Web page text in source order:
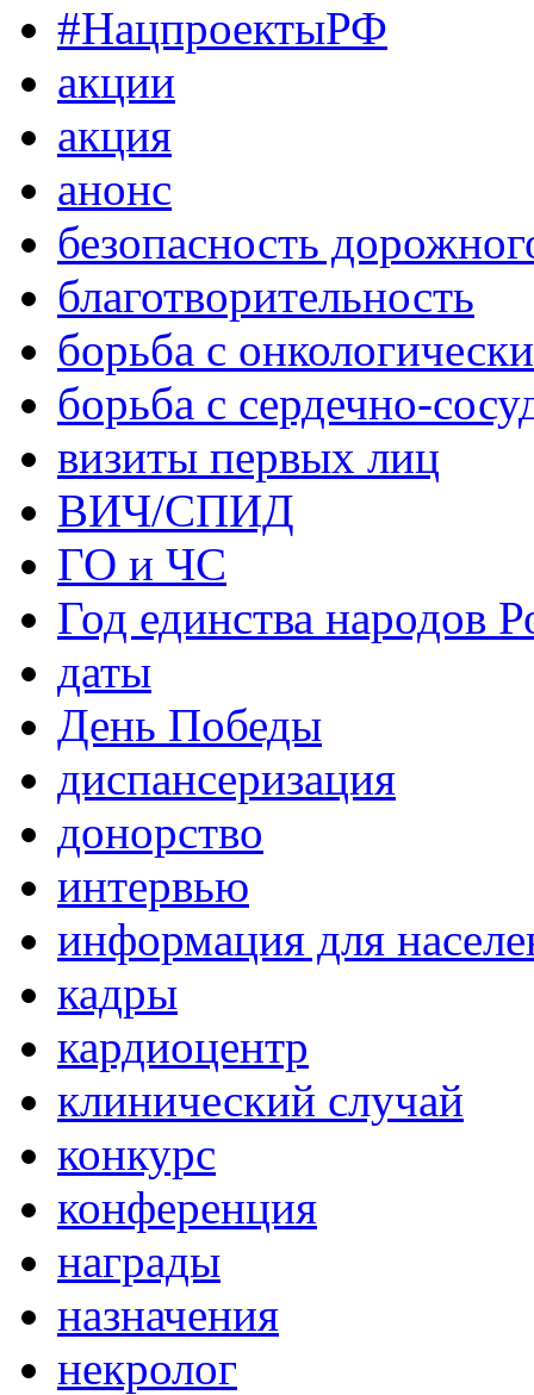
#НацпроектыРФ
акции
акция
анонс
безопасность
благотворительность
борьба с
борьба с сердечно-
визиты первых лиц
ВИЧ/СПИД
ГО и ЧС
Год единства народов
даты
День Победы
диспансеризация
донорство
интервью
информация для
кадры
кардиоцентр
клинический случай
конкурс
конференция
награды
назначения
некролог